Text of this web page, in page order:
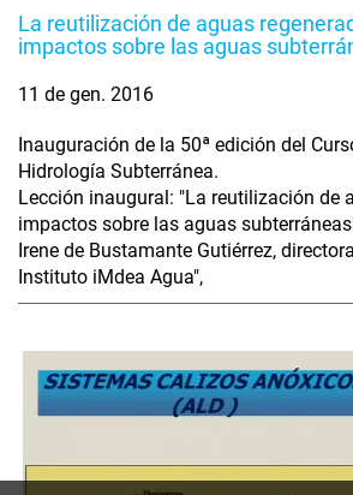
La reutilización de aguas
impactos sobre las aguas
11 de gen. 2016
Inauguración de la 50ª edición del
Hidrología Subterránea.
Lección inaugural: "La reutilización de
impactos sobre las aguas
Irene de Bustamante Gutiérrez,
Instituto iMdea Agua",